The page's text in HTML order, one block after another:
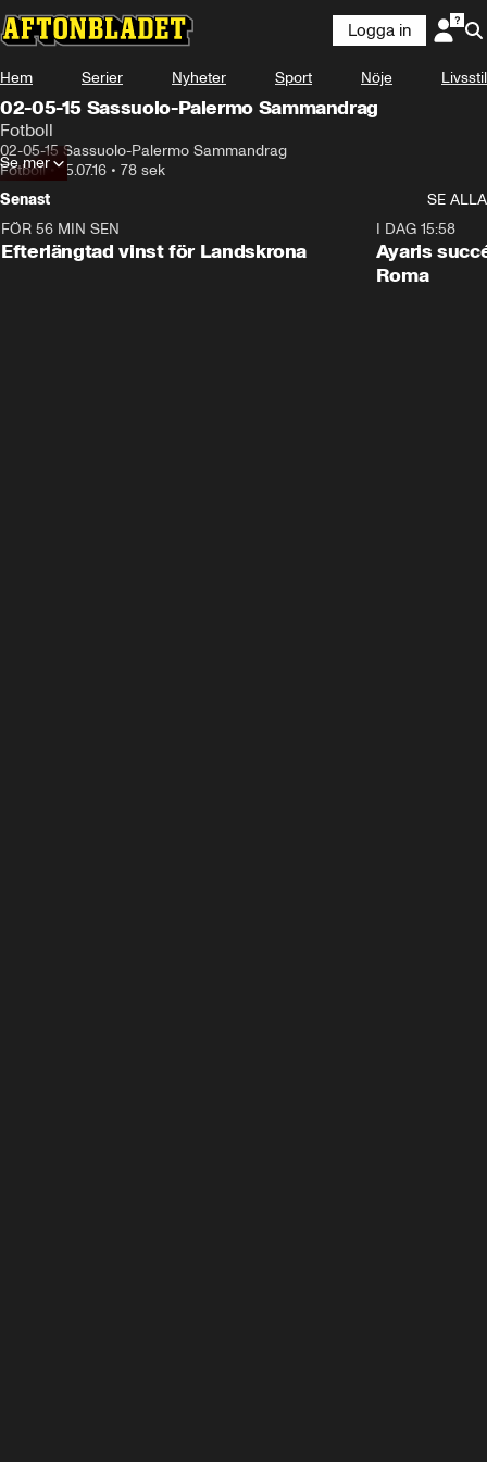
Logga in
Hem Serier Nyheter Sport Nöje Livsstil
02-05-15 Sassuolo-Palermo Sammandrag
Fotboll
02-05-15 Sassuolo-Palermo Sammandrag
Fotboll•15.07.16 • 78 sek
Se mer
Senast
SE ALLA
FÖR 56 MIN SEN
Efterlängtad vinst för Landskrona
I DAG 15:58
Ayaris
Roma